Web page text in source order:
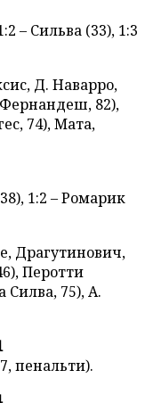
– Сильва (33), 1:3
Д. Наварро,
82),
74), Мата,
1:2 – Ромарик
Драгутинович,
Перотти
Силва, 75), А.
пенальти).